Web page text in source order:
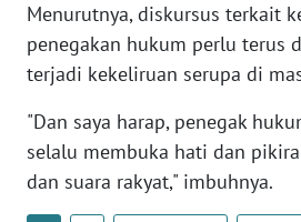
Menurutnya, diskursus terkait
penegakan hukum perlu terus
terjadi kekeliruan serupa di
"Dan saya harap, penegak
selalu membuka hati dan
dan suara rakyat," imbuhnya.
NTT
WN
WN
PAPUA